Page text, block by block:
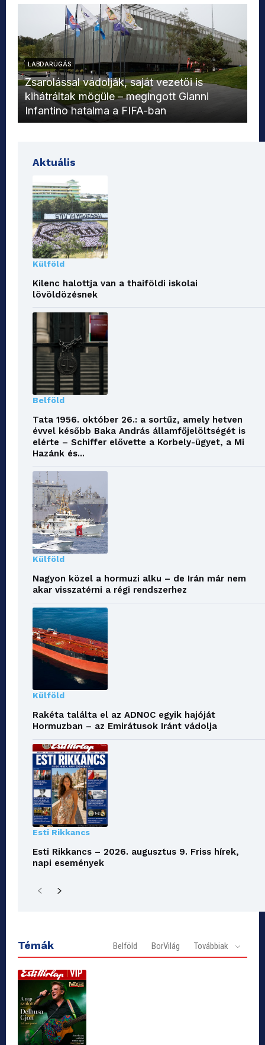
LABDARÚGÁS
Zsarolással vádolják, saját vezetői is
kihátráltak mögüle – megingott Gianni
Infantino hatalma a FIFA-ban
Aktuális
Külföld
Kilenc halottja van a thaiföldi iskolai
lövöldözésnek
Belföld
Tata 1956. október 26.: a sortűz, amely hetven
évvel később Baka András államfőjelöltségét is
elérte – Schiffer elővette a Korbely-ügyet, a Mi
Hazánk és...
Külföld
Nagyon közel a hormuzi alku – de Irán már nem
akar visszatérni a régi rendszerhez
Külföld
Rakéta találta el az ADNOC egyik hajóját
Hormuzban – az Emirátusok Iránt vádolja
Esti Rikkancs
Esti Rikkancs – 2026. augusztus 9. Friss hírek,
napi események
Témák Belföld BorVilág Továbbiak